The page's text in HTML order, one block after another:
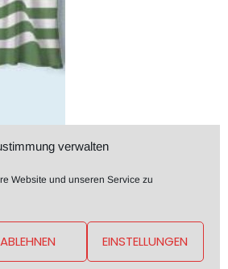
verwalten
Website und unseren Service zu
ABLEHNEN EINSTELLUNGEN